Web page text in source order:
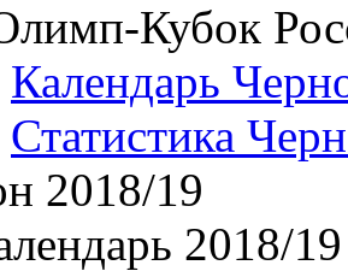
Кубок
Календарь
Статистика
2018/19
2018/19